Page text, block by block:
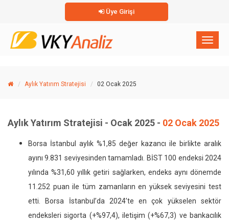
Üye Girişi
×
Aylık Yatırım Stratejisi 02 Ocak 2025
Aylık Yatırım Stratejisi - Ocak 2025 - 02 Ocak 2025
Borsa İstanbul aylık %1,85 değer kazancı ile birlikte aralık
ayını 9.831 seviyesinden tamamladı. BİST 100 endeksi 2024
yılında %31,60 yıllık getiri sağlarken, endeks aynı dönemde
11.252 puan ile tüm zamanların en yüksek seviyesini test
etti. Borsa İstanbul’da 2024’te en çok yükselen sektör
endeksleri sigorta (+%97,4), iletişim (+%67,3) ve bankacılık